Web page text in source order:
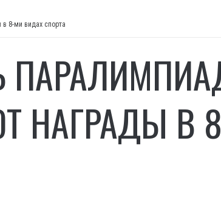
8-ми видах спорта
НАГРАДЫ В